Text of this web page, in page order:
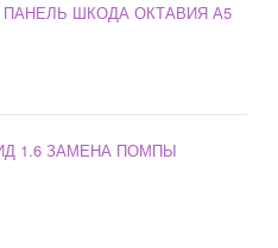
ШКОДА ОКТАВИЯ А5
1.6 ЗАМЕНА ПОМПЫ